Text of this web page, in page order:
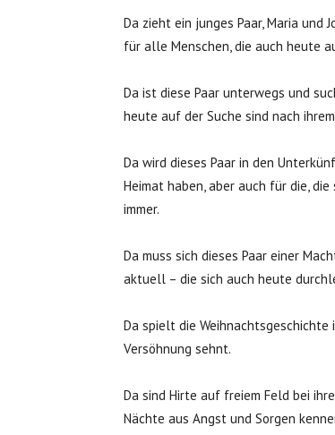
Da zieht ein junges Paar, Maria
für alle Menschen, die auch heute
Da ist diese Paar unterwegs und
heute auf der Suche sind nach
Da wird dieses Paar in den
Heimat haben, aber auch für die,
immer.
Da muss sich dieses Paar einer
aktuell – die sich auch heute
Da spielt die Weihnachtsgeschichte
Versöhnung sehnt.
Da sind Hirte auf freiem Feld bei
Nächte aus Angst und Sorgen